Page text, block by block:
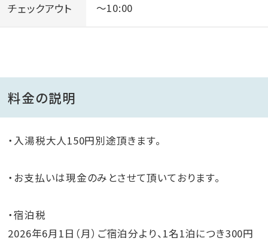
チェックアウト ～10:00
料金の説明
・入湯税大人150円別途頂きます。
・お支払いは現金のみとさせて頂いております。
・宿泊税
2026年6月1日（月）ご宿泊分より、1名1泊につき300円